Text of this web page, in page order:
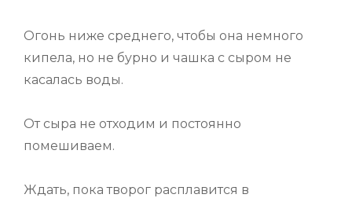
Огонь ниже среднего, чтобы она немного
кипела, но не бурно и чашка с сыром не
касалась воды.
От сыра не отходим и постоянно
помешиваем.
Ждать, пока творог расплавится в